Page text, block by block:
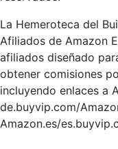
La Hemeroteca del
Afiliados de Amazon
afiliados diseñado
obtener comisiones
incluyendo enlaces a
de.buyvip.com/
Amazon.es/